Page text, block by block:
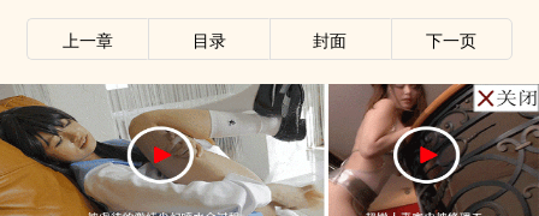
上一章 目录 封面 下一页